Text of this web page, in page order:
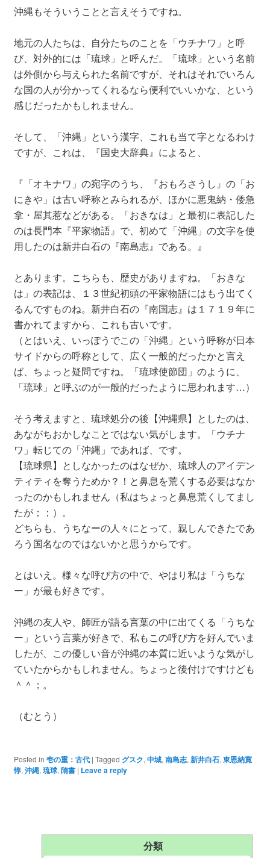
沖縄もそういうことと言えそうですね。
地元の人たちは、自分たちのことを「ウチナワ」と呼
び、対外的には「琉球」と呼んだ。「琉球」という名前
は外側から与えられた名前ですが、それはそれでいろん
な国の人が分かってくれるなら便利でいいかな、という
感じだったかもしれません。
そして、「沖縄」という漢字、これも当て字となるわけ
ですが、これは、『国史大辞典』によると、
『「オキナワ」の宛字のうち、『おもろさうし』の「お
にきや」は古い呼称とみられるが、ほかに悪鬼納・倭急
拿・屋其惹などがある。「おきなは」と最初に表記した
のは長門本『平家物語』で、初めて「沖縄」の文字を使
用したのは新井白石の『南島志』である。』
とあります。こちらも、歴史がありますね。「おきな
は」の表記は、１３世紀初頭の平家物語にはもう出てく
るんですものね。新井白石の『南国志』は１７１９年に
書かれてますから、これも古いです。
（とはいえ、いっぽうでこの「沖縄」という呼称が日本
サイドからの呼称として、広く一般的だったかと言え
ば、ちょっと疑問ですね。「琉球使節団」のように、
「琉球」と呼ぶのが一般的だったように思われます…）
そう考えますと、琉球処分の後【沖縄県】としたのは、
あながちおかしなことではない気がします。「ウチナ
ワ」転じての「沖縄」であれば、です。
【琉球県】としなかったのはなぜか、琉球人のアイデン
ティティを奪うためか？！と鼻息を荒くする必要はなか
ったのかもしれません（私はちょっと鼻息荒くしてまし
たが；；）。
どちらも、うちなーの人々にとって、親しんできたであ
ろう国名なのではないかと思うからです。
とはいえ。様々な呼び方の中で、やはり私は「うちな
ー」が最も好きです。
沖縄の友人や、師匠が語る言葉の中に出てくる「うちな
ー」という言葉が好きで、私もこの呼び方を好んでいま
したが、この優しい音が沖縄の本質に近いような気がし
ていたからかもしれません。ちょっと後付けですけども
＾＾；。
（むとう）
Posted in 壱の重：古代 | Tagged グスク, 中城, 南島志, 新井白石, 東恩納寛
惇, 沖縄, 琉球, 隋書 | Leave a reply
分類